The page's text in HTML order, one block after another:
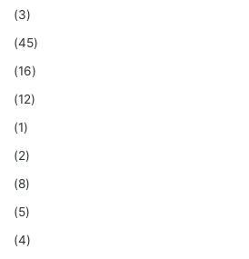
(3)
(45)
(16)
(12)
(1)
(2)
(8)
(5)
(4)